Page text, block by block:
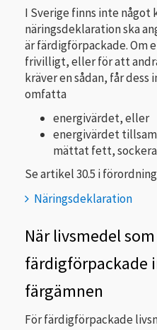
I Sverige finns inte något
näringsdeklaration ska
är färdigförpackade. Om
frivilligt, eller för att
kräver en sådan, får
omfatta
energivärdet, eller
energivärdet
mättat fett,
Se artikel 30.5 i
Näringsdeklaration
När livsmedel
färdigförpackade
färgämnen
För färdigförpackade